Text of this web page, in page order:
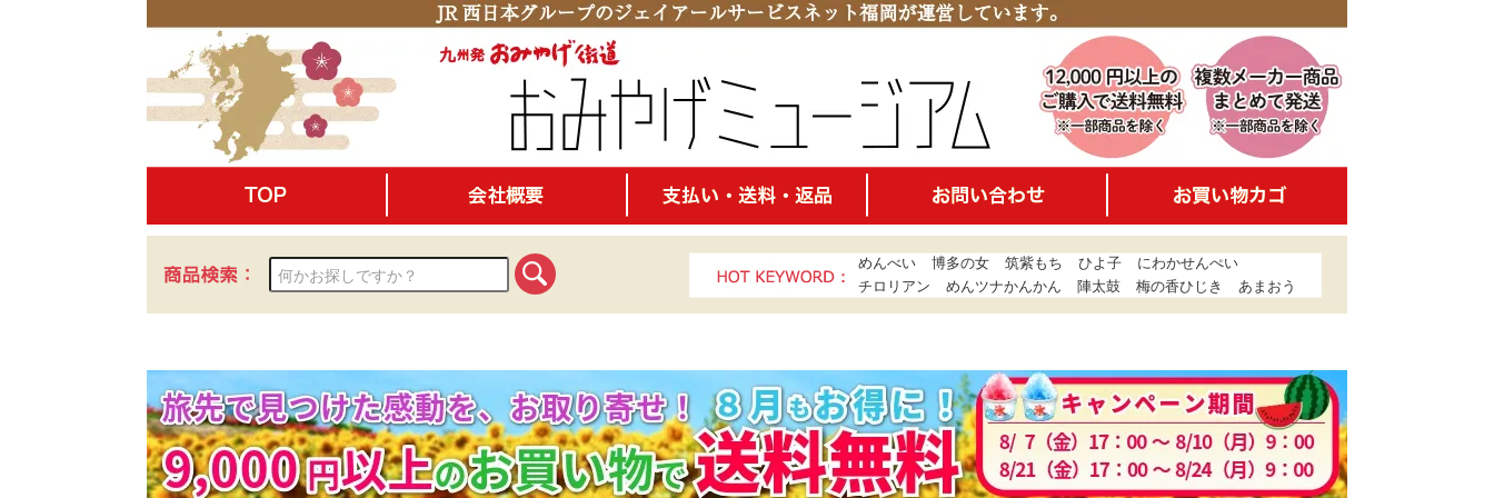
めんべい 博多の女 筑紫もち ひよ子
にわかせんぺい
チロリアン
めんツナかんかん 陣太鼓 梅の香ひじき あまおう